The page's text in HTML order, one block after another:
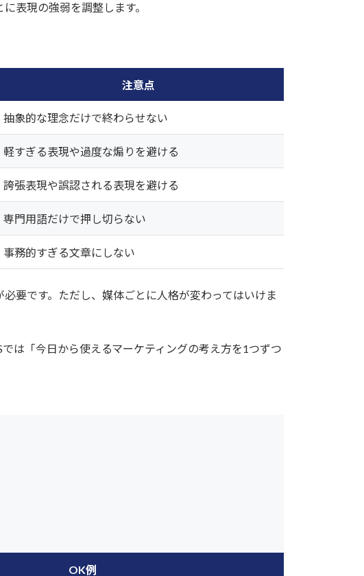
表現の強弱を調整します。
注意点
抽象的な理念だけで終わらせない
軽すぎる表現や過度な煽りを避ける
誇張表現や誤認される表現を避ける
専門用語だけで押し切らない
事務的すぎる文章にしない
要です。ただし、媒体ごとに人格が変わってはいけま
は「今日から使えるマーケティングの考え方を1つずつ
OK例